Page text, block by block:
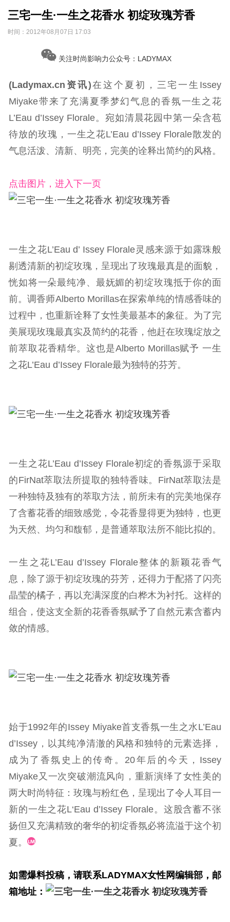
三宅一生·一生之花香水 初绽玫瑰芳香
时间： 2012年08月07日 17:03
关注时尚影响力公众号：LADYMAX
(Ladymax.cn资讯)在这个夏初，三宅一生Issey
Miyake带来了充满夏季梦幻气息的香氛一生之花
L’Eau d’Issey Florale。宛如清晨花园中第一朵含苞
待放的玫瑰，一生之花L’Eau d’Issey Florale散发的
气息活泼、清新、明亮，完美的诠释出简约的风格。
点击图片，进入下一页
一生之花L’Eau d’ Issey Florale灵感来源于如露珠般
剔透清新的初绽玫瑰，呈现出了玫瑰最真是的面貌，
恍如将一朵最纯净、最妩媚的初绽玫瑰抵于你的面
前。调香师Alberto Morillas在探索单纯的情感香味的
过程中，也重新诠释了女性美最基本的象征。为了完
美展现玫瑰最真实及简约的花香，他赶在玫瑰绽放之
前萃取花香精华。这也是Alberto Morillas赋予 一生
之花L’Eau d’Issey Florale最为独特的芬芳。
一生之花L’Eau d’Issey Florale初绽的香氛源于采取
的FirNat萃取法所提取的独特香味。FirNat萃取法是
一种独特及独有的萃取方法，前所未有的完美地保存
了含蓄花香的细致感觉，令花香显得更为独特，也更
为天然、均匀和馥郁，是普通萃取法所不能比拟的。
一生之花L’Eau d’Issey Florale整体的新颖花香气
息，除了源于初绽玫瑰的芬芳，还得力于配搭了闪亮
晶莹的橘子，再以充满深度的白桦木为衬托。这样的
组合，使这支全新的花香香氛赋予了自然元素含蓄内
敛的情感。
始于1992年的Issey Miyake首支香氛一生之水L’Eau
d’Issey，以其纯净清澈的风格和独特的元素选择，
成为了香氛史上的传奇。20年后的今天，Issey
Miyake又一次突破潮流风向，重新演绎了女性美的
两大时尚特征：玫瑰与粉红色，呈现出了令人耳目一
新的一生之花L‘Eau d’Issey Florale。这股含蓄不张
扬但又充满精致的奢华的初绽香氛必将流溢于这个初
夏。
如需爆料投稿，请联系LADYMAX女性网编辑部，邮
箱地址：